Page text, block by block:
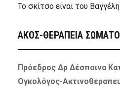
Το σκίτσο είναι του
ΑΚΟΣ-ΘΕΡΑΠΕΙΑ
Πρόεδρος Δρ Δέσποινα
Ογκολόγος-